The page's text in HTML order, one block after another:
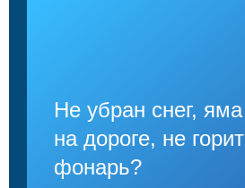
Не убран снег, яма
на дороге, не горит
фонарь?